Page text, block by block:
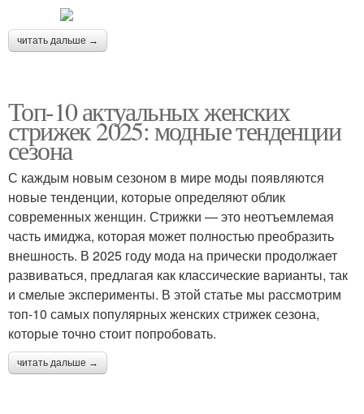
читать дальше →
Топ-10 актуальных женских
стрижек 2025: модные тенденции
сезона
С каждым новым сезоном в мире моды появляются
новые тенденции, которые определяют облик
современных женщин. Стрижки — это неотъемлемая
часть имиджа, которая может полностью преобразить
внешность. В 2025 году мода на прически продолжает
развиваться, предлагая как классические варианты, так
и смелые эксперименты. В этой статье мы рассмотрим
топ-10 самых популярных женских стрижек сезона,
которые точно стоит попробовать.
читать дальше →